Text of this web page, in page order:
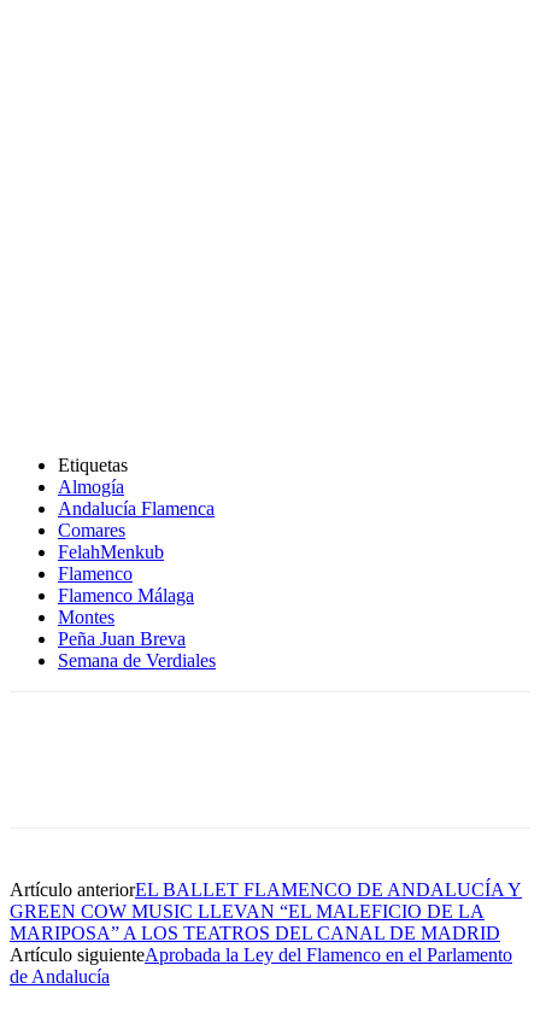
Etiquetas
Almogía
Andalucía Flamenca
Comares
FelahMenkub
Flamenco
Flamenco Málaga
Montes
Peña Juan Breva
Semana de Verdiales
Artículo anteriorEL BALLET FLAMENCO DE ANDALUCÍA Y
GREEN COW MUSIC LLEVAN “EL MALEFICIO DE LA
MARIPOSA” A LOS TEATROS DEL CANAL DE MADRID
Artículo siguienteAprobada la Ley del Flamenco en el Parlamento
de Andalucía